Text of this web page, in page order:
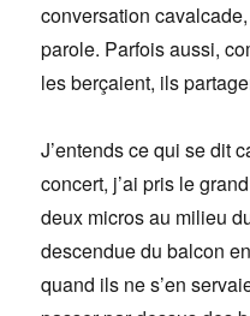
conversation
parole. Parfois aussi,
les berçaient, ils
J’entends ce qui se dit
concert, j’ai pris le
deux micros au milieu
descendue du balcon
quand ils ne s’en